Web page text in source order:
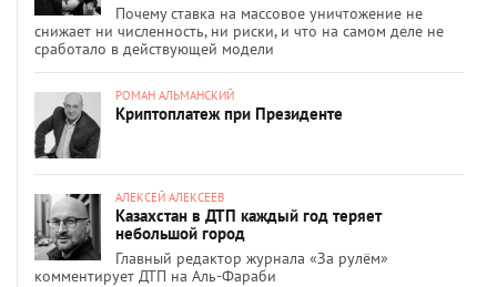
Почему ставка на массовое уничтожение не
снижает ни численность, ни риски, и что на самом деле не
сработало в действующей модели
РОМАН АЛЬМАНСКИЙ
Криптоплатеж при Президенте
АЛЕКСЕЙ АЛЕКСЕЕВ
Казахстан в ДТП каждый год теряет
небольшой город
Главный редактор журнала «За рулём»
комментирует ДТП на Аль-Фараби